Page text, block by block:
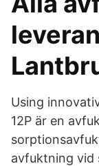
Using
12P är en
avfuktning vid